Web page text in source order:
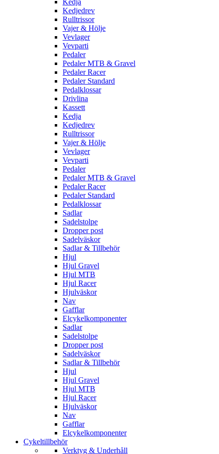
Kedja
Kedjedrev
Rulltrissor
Vajer & Hölje
Vevlager
Vevparti
Pedaler
Pedaler MTB & Gravel
Pedaler Racer
Pedaler Standard
Pedalklossar
Drivlina
Kassett
Kedja
Kedjedrev
Rulltrissor
Vajer & Hölje
Vevlager
Vevparti
Pedaler
Pedaler MTB & Gravel
Pedaler Racer
Pedaler Standard
Pedalklossar
Sadlar
Sadelstolpe
Dropper post
Sadelväskor
Sadlar & Tillbehör
Hjul
Hjul Gravel
Hjul MTB
Hjul Racer
Hjulväskor
Nav
Gafflar
Elcykelkomponenter
Sadlar
Sadelstolpe
Dropper post
Sadelväskor
Sadlar & Tillbehör
Hjul
Hjul Gravel
Hjul MTB
Hjul Racer
Hjulväskor
Nav
Gafflar
Elcykelkomponenter
Cykeltillbehör
Verktyg & Underhåll